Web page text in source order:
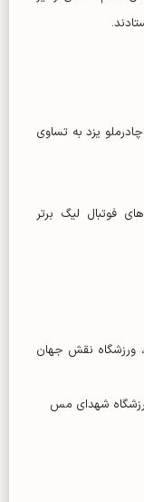
یزد به تساوی
فوتبال لیگ برتر
سپاهان اصفهان - ملوان بندر انزلی، ساعت ۱۶، ورزشگاه نقش جهان